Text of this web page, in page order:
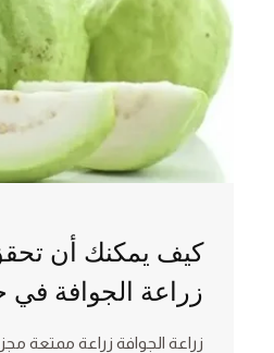
كيف يمكنك أن
زراعة الجوافة في
زراعة الجوافة زراعة ممتعة